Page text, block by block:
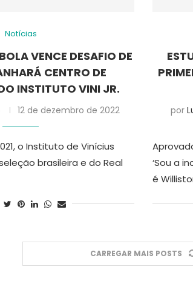
Notícias
VENCE DESAFIO DE
CENTRO DE
INSTITUTO VINI JR.
12 de dezembro de 2022
o Instituto de Vinícius
brasileira e do Real
por
‘Sou a
é
CARREGAR MAIS POSTS